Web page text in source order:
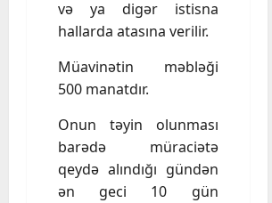
və ya digər istisna
hallarda atasına verilir.
Müavinətin məbləği
500 manatdır.
Onun təyin olunması
barədə müraciətə
qeydə alındığı gündən
ən geci 10 gün